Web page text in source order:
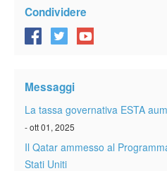
Condividere
Messaggi
La tassa governativa ESTA
- ott 01, 2025
Il Qatar ammesso al
Stati Uniti